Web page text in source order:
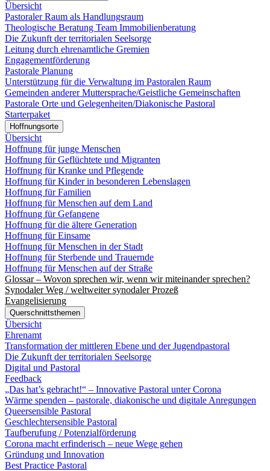
Übersicht
Pastoraler Raum als Handlungsraum
Theologische Beratung Team Immobilienberatung
Die Zukunft der territorialen Seelsorge
Leitung durch ehrenamtliche Gremien
Engagementförderung
Pastorale Planung
Unterstützung für die Verwaltung im Pastoralen Raum
Gemeinden anderer Muttersprache/Geistliche Gemeinschaften
Pastorale Orte und Gelegenheiten/Diakonische Pastoral
Starterpaket
Hoffnungsorte
Übersicht
Hoffnung für junge Menschen
Hoffnung für Geflüchtete und Migranten
Hoffnung für Kranke und Pflegende
Hoffnung für Kinder in besonderen Lebenslagen
Hoffnung für Familien
Hoffnung für Menschen auf dem Land
Hoffnung für Gefangene
Hoffnung für die ältere Generation
Hoffnung für Einsame
Hoffnung für Menschen in der Stadt
Hoffnung für Sterbende und Trauernde
Hoffnung für Menschen auf der Straße
Glossar – Wovon sprechen wir, wenn wir miteinander sprechen?
Synodaler Weg / weltweiter synodaler Prozeß
Evangelisierung
Querschnittsthemen
Übersicht
Ehrenamt
Transformation der mittleren Ebene und der Jugendpastoral
Die Zukunft der territorialen Seelsorge
Digital und Pastoral
Feedback
„Das hat’s gebracht!“ – Innovative Pastoral unter Corona
Wärme spenden – pastorale, diakonische und digitale Anregungen
Queersensible Pastoral
Geschlechtersensible Pastoral
Taufberufung / Potenzialförderung
Corona macht erfinderisch – neue Wege gehen
Gründung und Innovation
Best Practice Pastoral